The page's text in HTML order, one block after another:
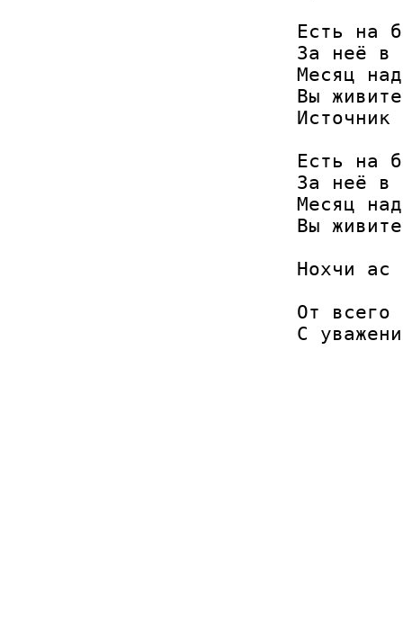
Есть на
За неё в
Месяц
Вы
Есть на
За неё в
Месяц
Вы
Нохчи ас
От всего